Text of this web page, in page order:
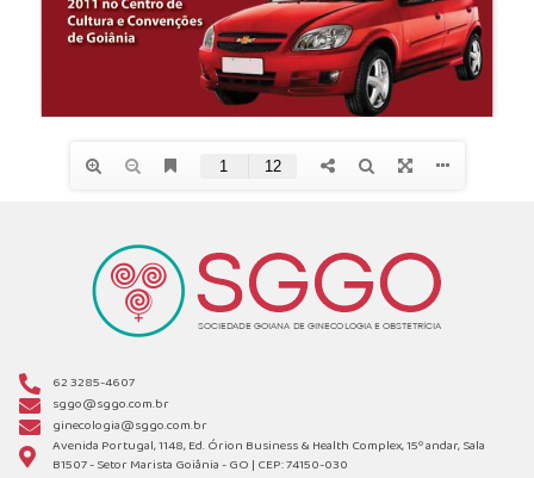
62 3285-4607
sggo@sggo.com.br
ginecologia@sggo.com.br
Avenida Portugal, 1148, Ed. Órion Business & Health Complex, 15º andar, Sala
B1507 - Setor Marista Goiânia - GO | CEP: 74150-030